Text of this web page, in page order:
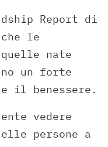
Report di
le
nate
un forte
il benessere.
vedere
persone a